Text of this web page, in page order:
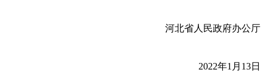
河北省人民政府办公厅
2022年1月13日